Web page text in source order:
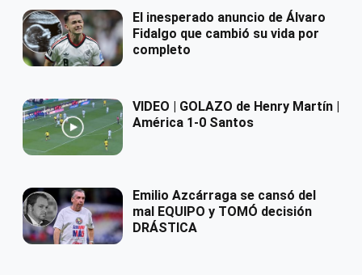
El inesperado anuncio de Álvaro
Fidalgo que cambió su vida por
completo
VIDEO | GOLAZO de Henry Martín |
América 1-0 Santos
Emilio Azcárraga se cansó del
mal EQUIPO y TOMÓ decisión
DRÁSTICA